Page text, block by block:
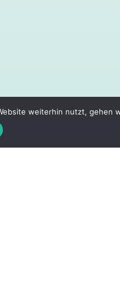
weiterhin nutzt, gehen